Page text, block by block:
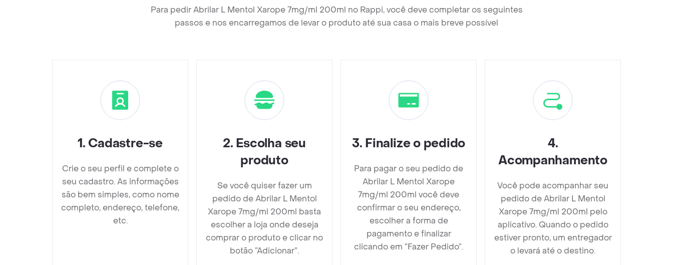
Para pedir Abrilar L Mentol Xarope 7mg/ml 200ml no Rappi, você deve completar os seguintes
passos e nos encarregamos de levar o produto até sua casa o mais breve possível
1. Cadastre-se
Crie o seu perfil e complete o
seu cadastro. As informações
são bem simples, como nome
completo, endereço, telefone,
etc.
2. Escolha seu
produto
Se você quiser fazer um
pedido de Abrilar L Mentol
Xarope 7mg/ml 200ml basta
escolher a loja onde deseja
comprar o produto e clicar no
botão “Adicionar”.
3. Finalize o pedido
Para pagar o seu pedido de
Abrilar L Mentol Xarope
7mg/ml 200ml você deve
confirmar o seu endereço,
escolher a forma de
pagamento e finalizar
clicando em ”Fazer Pedido”.
4.
Acompanhamento
Você pode acompanhar seu
pedido de Abrilar L Mentol
Xarope 7mg/ml 200ml pelo
aplicativo. Quando o pedido
estiver pronto, um entregador
o levará até o destino.